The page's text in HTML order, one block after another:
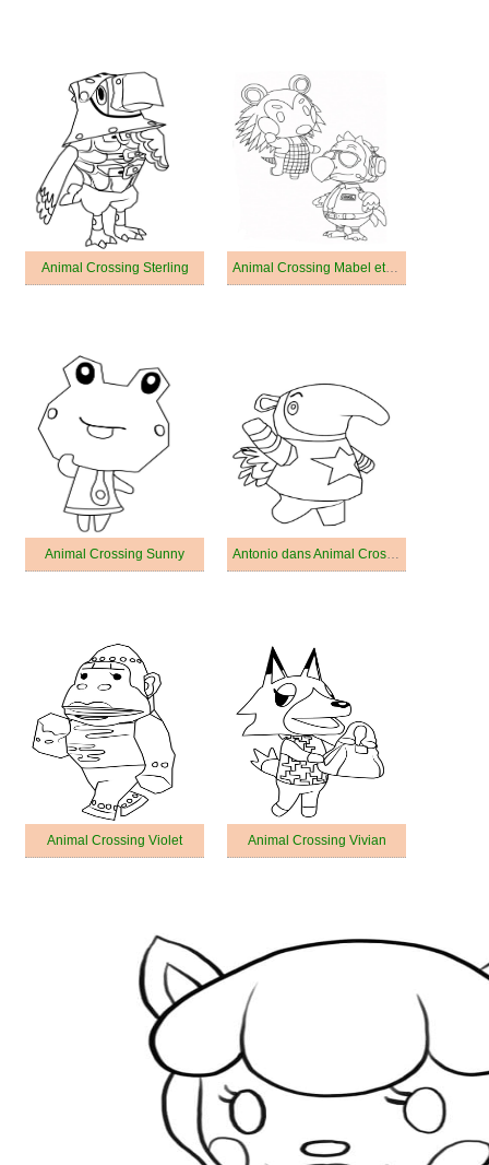
Animal Crossing Sterling Animal Crossing Mabel et Wilbur
Animal Crossing Sunny Antonio dans Animal Crossing
Animal Crossing Violet Animal Crossing Vivian